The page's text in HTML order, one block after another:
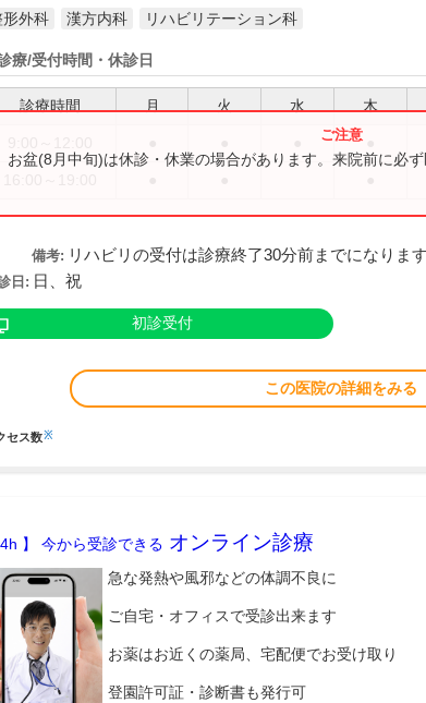
形外科 漢方内科 リハビリテーション科
療/受付時間・休診日
診療時間 月 火 水 木
お盆(8月中旬)は休診・休業の場合があります。来院前に必
備考: リハビリの受付は診療終了30分前までになります
日: 日、祝
初診受付
この医院の詳細をみる
セス数※
】 今から受診できる オンライン診療
急な発熱や風邪などの体調不良に
ご自宅・オフィスで受診出来ます
お薬はお近くの薬局、宅配便でお受け取り
登園許可証・診断書も発行可